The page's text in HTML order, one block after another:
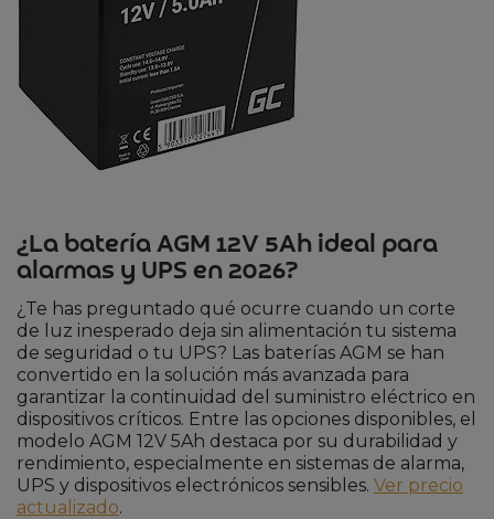
¿La batería AGM 12V 5Ah ideal para
alarmas y UPS en 2026?
¿Te has preguntado qué ocurre cuando un corte
de luz inesperado deja sin alimentación tu sistema
de seguridad o tu UPS? Las baterías AGM se han
convertido en la solución más avanzada para
garantizar la continuidad del suministro eléctrico en
dispositivos críticos. Entre las opciones disponibles, el
modelo AGM 12V 5Ah destaca por su durabilidad y
rendimiento, especialmente en sistemas de alarma,
UPS y dispositivos electrónicos sensibles. Ver precio
actualizado.